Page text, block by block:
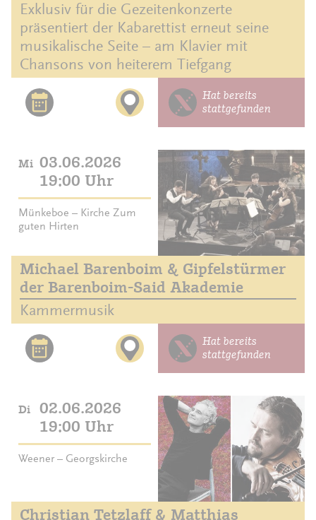
Exklusiv für die Gezeitenkonzerte
präsentiert der Kabarettist erneut seine
musikalische Seite – am Klavier mit
Chansons von heiterem Tiefgang
Hat bereits
stattgefunden
Mi 03.06.2026
19:00 Uhr
Münkeboe – Kirche Zum
guten Hirten
Michael Barenboim & Gipfelstürmer
der Ba­renboim-Said Akademie
Kammermusik
Hat bereits
stattgefunden
Di
02.06.2026
19:00 Uhr
Weener – Georgskirche
Christian Tetzlaff & Matthias